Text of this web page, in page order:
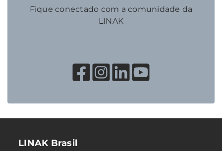
Fique conectado com a comunidade da
LINAK
LINAK Brasil